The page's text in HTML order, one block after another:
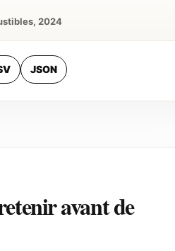
2024
JSON
avant de